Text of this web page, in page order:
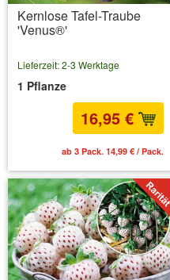
Kernlose Tafel-Traube
'Venus®'
Lieferzeit: 2-3 Werktage
1 Pflanze
16,95 €
ab 3 Pack. 14,99 € / Pack.